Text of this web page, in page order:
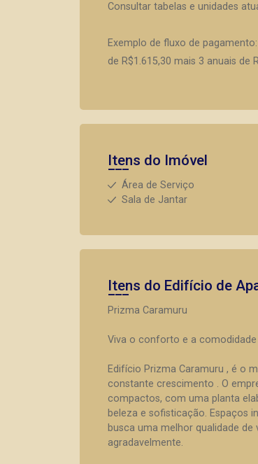
Consultar tabelas e unidades
Exemplo de fluxo de
de R$1.615,30 mais 3 anuais
Itens do Imóvel
Área de Serviço
Sala de Jantar
Itens do Edifício de
Prizma Caramuru
Viva o conforto e a
Edifício Prizma Caramuru , é o
constante crescimento . O
compactos, com uma planta
beleza e sofisticação. Espaços
busca uma melhor qualidade
agradavelmente.